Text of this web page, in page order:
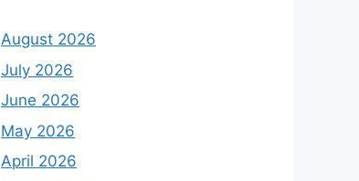
August 2026
July 2026
June 2026
May 2026
April 2026